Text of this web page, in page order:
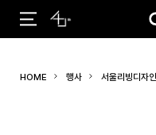
#코엑스 전시 #행사
HOME 행사 서울리빙디자